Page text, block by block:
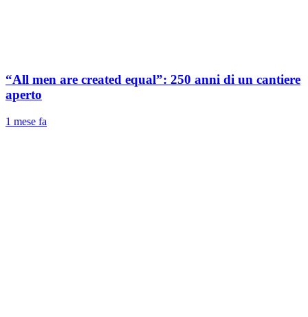
“All men are created equal”: 250 anni di un cantiere
aperto
1 mese fa